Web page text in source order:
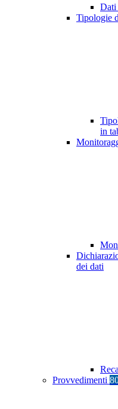
Dati
Tipologie
in
dei dati
Provvedimenti